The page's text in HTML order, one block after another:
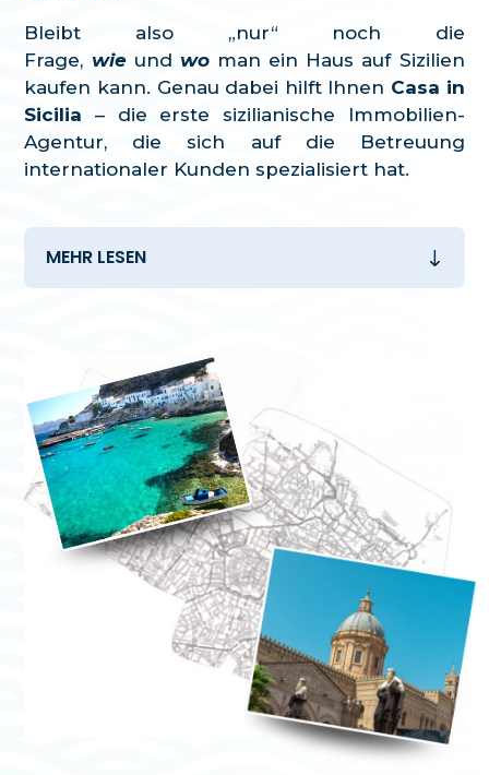
Bleibt also „nur“ noch die
Frage, wie und wo man ein Haus auf Sizilien
kaufen kann. Genau dabei hilft Ihnen Casa in
Sicilia
– die erste sizilianische Immobilien-
Agentur, die sich auf die Betreuung
internationaler Kunden spezialisiert hat.
MEHR LESEN